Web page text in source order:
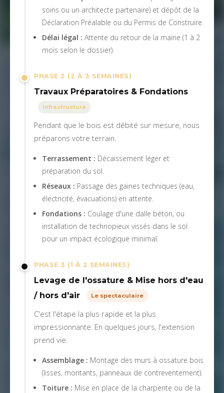
soins ou un architecte partenaire) et dépôt de la
Déclaration Préalable ou du Permis de Construire.
Délai légal : Attente du retour de la mairie (1 à 2
mois selon le dossier).
PHASE 2 (2 À 3 SEMAINES)
Travaux Préparatoires & Fondations
Infrastructure
Pendant que le bois est débité sur mesure, nous
préparons votre terrain.
Terrassement : Décaissement léger et
préparation du sol.
Réseaux : Passage des gaines techniques (eau,
électricité, évacuations) en attente.
Fondations : Coulage d'une dalle béton, ou
installation de technopieux vissés dans le sol
pour un impact écologique minimal.
PHASE 3 (1 À 2 SEMAINES)
Levage de l'ossature & Mise hors d'eau
/ hors d'air
Le spectaculaire
C'est l'étape la plus rapide et la plus
impressionnante. En quelques jours, l'extension
prend vie.
Assemblage : Montage des murs à ossature bois
(lisses, montants, panneaux de contreventement).
Toiture : Mise en place de la charpente ou de la